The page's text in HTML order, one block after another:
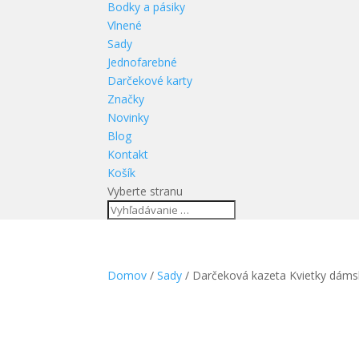
Bodky a pásiky
Vlnené
Sady
Jednofarebné
Darčekové karty
Značky
Novinky
Blog
Kontakt
Košík
Vyberte stranu
Domov /Sady / Darčeková kazeta Kvietky